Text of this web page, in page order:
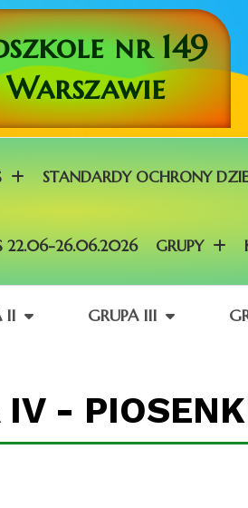
nr 149
STANDARDY OCHRONY
22.06-26.06.2026 GRUPY
II GRUPA III
IV -